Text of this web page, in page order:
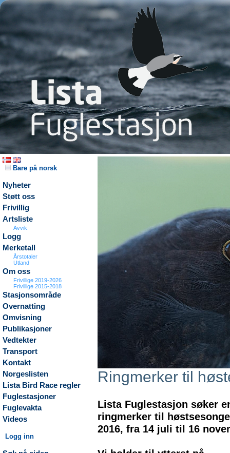
Bare på norsk
Nyheter
Støtt oss
Frivillig
Artsliste
Avvik
Logg
Merketall
Årstotaler
Utland
Om oss
Frivillige 2019-2026
Frivillige 2015-2018
Stasjonsområde
Overnatting
Omvisning
Publikasjoner
Vedtekter
Transport
Kontakt
Norgeslisten
Lista Bird Race regler
Fuglestasjoner
Fuglevakta
Videos
Logg inn
Ringmerker til
Lista Fuglestasjon søker
ringmerker til
2016, fra 14 juli til 16